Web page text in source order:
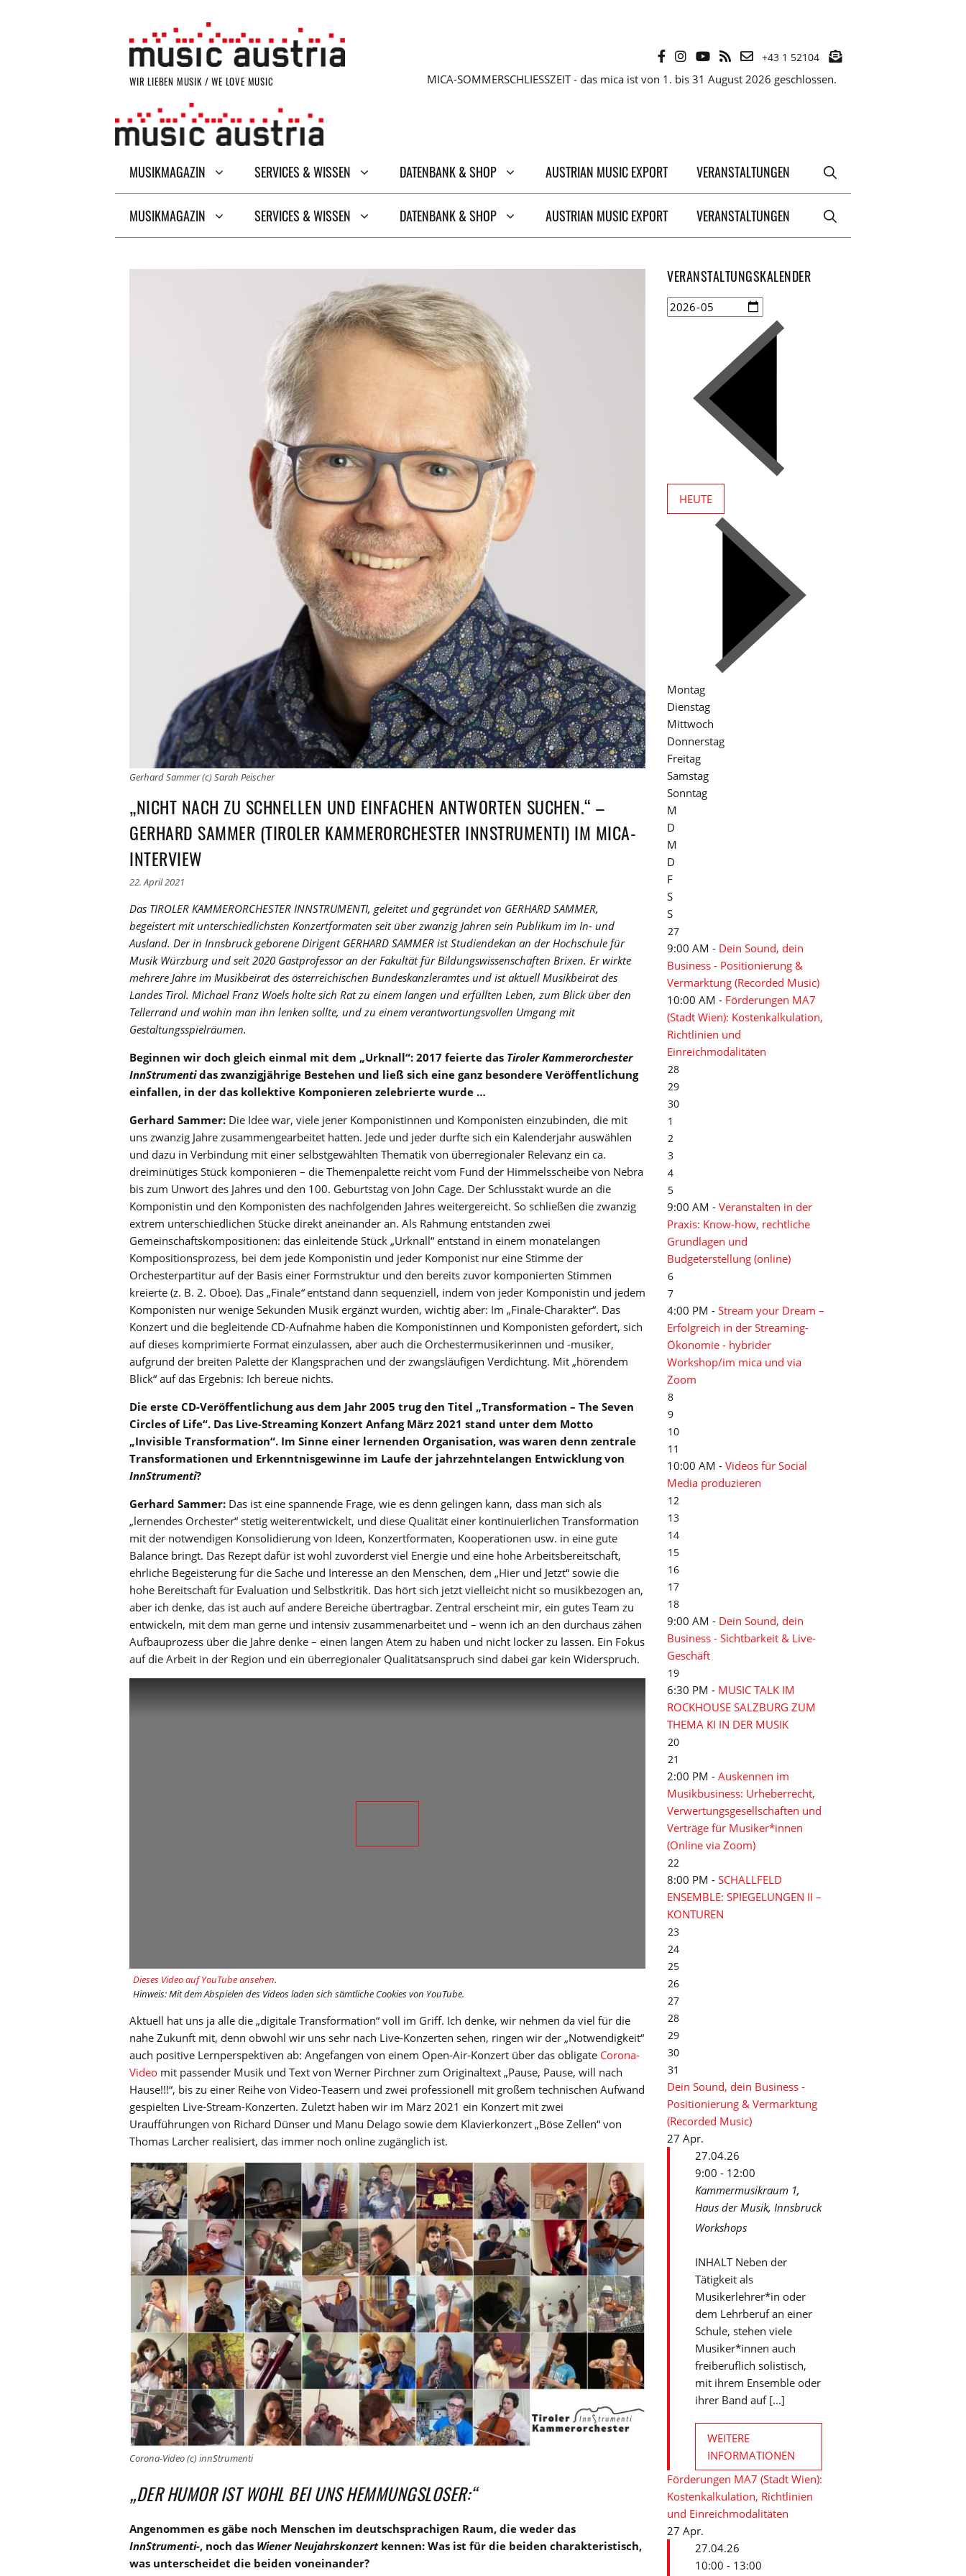
+43 1 52104
WIR LIEBEN MUSIK / WE LOVE MUSIC MICA-SOMMERSCHLIESSZEIT - das mica ist von 1. bis 31 August 2026 geschlossen.
MUSIKMAGAZIN SERVICES & WISSEN DATENBANK & SHOP AUSTRIAN MUSIC EXPORT VERANSTALTUNGEN
MUSIKMAGAZIN SERVICES & WISSEN DATENBANK & SHOP AUSTRIAN MUSIC EXPORT VERANSTALTUNGEN
Gerhard Sammer (c) Sarah Peischer
„NICHT NACH ZU SCHNELLEN UND EINFACHEN ANTWORTEN SUCHEN.“ –
GERHARD SAMMER (TIROLER KAMMERORCHESTER INNSTRUMENTI) IM MICA-
INTERVIEW
22. April 2021
Das TIROLER KAMMERORCHESTER INNSTRUMENTI, geleitet und gegründet von GERHARD SAMMER,
begeistert mit unterschiedlichsten Konzertformaten seit über zwanzig Jahren sein Publikum im In- und
Ausland. Der in Innsbruck geborene Dirigent GERHARD SAMMER ist Studiendekan an der Hochschule für
Musik Würzburg und seit 2020 Gastprofessor an der Fakultät für Bildungswissenschaften Brixen. Er wirkte
mehrere Jahre im Musikbeirat des österreichischen Bundeskanzleramtes und ist aktuell Musikbeirat des
Landes Tirol. Michael Franz Woels holte sich Rat zu einem langen und erfüllten Leben, zum Blick über den
Tellerrand und wohin man ihn lenken sollte, und zu einem verantwortungsvollen Umgang mit
Gestaltungsspielräumen.
Beginnen wir doch gleich einmal mit dem „Urknall“: 2017 feierte das Tiroler Kammerorchester
InnStrumentidas zwanzigjährige Bestehen und ließ sich eine ganz besondere Veröffentlichung
einfallen, in der das kollektive Komponieren zelebrierte wurde …
Gerhard Sammer: Die Idee war, viele jener Komponistinnen und Komponisten einzubinden, die mit
uns zwanzig Jahre zusammengearbeitet hatten. Jede und jeder durfte sich ein Kalenderjahr auswählen
und dazu in Verbindung mit einer selbstgewählten Thematik von überregionaler Relevanz ein ca.
dreiminütiges Stück komponieren – die Themenpalette reicht vom Fund der Himmelsscheibe von Nebra
bis zum Unwort des Jahres und den 100. Geburtstag von John Cage. Der Schlusstakt wurde an die
Komponistin und den Komponisten des nachfolgenden Jahres weitergereicht. So schließen die zwanzig
extrem unterschiedlichen Stücke direkt aneinander an. Als Rahmung entstanden zwei
Gemeinschaftskompositionen: das einleitende Stück „Urknall“ entstand in einem monatelangen
Kompositionsprozess, bei dem jede Komponistin und jeder Komponist nur eine Stimme der
Orchesterpartitur auf der Basis einer Formstruktur und den bereits zuvor komponierten Stimmen
kreierte (z. B. 2. Oboe). Das „Finale“entstand dann sequenziell, indem von jeder Komponistin und jedem
Komponisten nur wenige Sekunden Musik ergänzt wurden, wichtig aber: Im „Finale-Charakter“. Das
Konzert und die begleitende CD-Aufnahme haben die Komponistinnen und Komponisten gefordert, sich
auf dieses komprimierte Format einzulassen, aber auch die Orchestermusikerinnen und -musiker,
aufgrund der breiten Palette der Klangsprachen und der zwangsläufigen Verdichtung. Mit „hörendem
Blick“ auf das Ergebnis: Ich bereue nichts.
Die erste CD-Veröffentlichung aus dem Jahr 2005 trug den Titel „Transformation – The Seven
Circles of Life“. Das Live-Streaming Konzert Anfang März 2021 stand unter dem Motto
„Invisible Transformation“. Im Sinne einer lernenden Organisation, was waren denn zentrale
Transformationen und Erkenntnisgewinne im Laufe der jahrzehntelangen Entwicklung von
InnStrumenti?
Gerhard Sammer: Das ist eine spannende Frage, wie es denn gelingen kann, dass man sich als
„lernendes Orchester“ stetig weiterentwickelt, und diese Qualität einer kontinuierlichen Transformation
mit der notwendigen Konsolidierung von Ideen, Konzertformaten, Kooperationen usw. in eine gute
Balance bringt. Das Rezept dafür ist wohl zuvorderst viel Energie und eine hohe Arbeitsbereitschaft,
ehrliche Begeisterung für die Sache und Interesse an den Menschen, dem „Hier und Jetzt“ sowie die
hohe Bereitschaft für Evaluation und Selbstkritik. Das hört sich jetzt vielleicht nicht so musikbezogen an,
aber ich denke, das ist auch auf andere Bereiche übertragbar. Zentral erscheint mir, ein gutes Team zu
entwickeln, mit dem man gerne und intensiv zusammenarbeitet und – wenn ich an den durchaus zähen
Aufbauprozess über die Jahre denke – einen langen Atem zu haben und nicht locker zu lassen. Ein Fokus
auf die Arbeit in der Region und ein überregionaler Qualitätsanspruch sind dabei gar kein Widerspruch.
Dieses Video auf YouTube ansehen.
Hinweis: Mit dem Abspielen des Videos laden sich sämtliche Cookies von YouTube.
Aktuell hat uns ja alle die „digitale Transformation“ voll im Griff. Ich denke, wir nehmen da viel für die
nahe Zukunft mit, denn obwohl wir uns sehr nach Live-Konzerten sehen, ringen wir der „Notwendigkeit“
auch positive Lernperspektiven ab: Angefangen von einem Open-Air-Konzert über das obligate Corona-
Video mit passender Musik und Text von Werner Pirchner zum Originaltext „Pause, Pause, will nach
Hause!!!“, bis zu einer Reihe von Video-Teasern und zwei professionell mit großem technischen Aufwand
gespielten Live-Stream-Konzerten. Zuletzt haben wir im März 2021 ein Konzert mit zwei
Uraufführungen von Richard Dünser und Manu Delago sowie dem Klavierkonzert „Böse Zellen“ von
Thomas Larcher realisiert, das immer noch online zugänglich ist.
Corona-Video (c) innStrumenti
„DER HUMOR IST WOHL BEI UNS HEMMUNGSLOSER:“
Angenommen es gäbe noch Menschen im deutschsprachigen Raum, die weder das
InnStrumenti-, noch das Wiener Neujahrskonzertkennen: Was ist für die beiden charakteristisch,
was unterscheidet die beiden voneinander?
VERANSTALTUNGSKALENDER
HEUTE
Montag
Dienstag
Mittwoch
Donnerstag
Freitag
Samstag
Sonntag
M
D
M
D
F
S
S
27
9:00 AM - Dein Sound, dein
Business - Positionierung &
Vermarktung (Recorded Music)
10:00 AM - Förderungen MA7
(Stadt Wien): Kostenkalkulation,
Richtlinien und
Einreichmodalitäten
28
29
30
1
2
3
4
5
9:00 AM - Veranstalten in der
Praxis: Know-how, rechtliche
Grundlagen und
Budgeterstellung (online)
6
7
4:00 PM - Stream your Dream –
Erfolgreich in der Streaming-
Ökonomie - hybrider
Workshop/im mica und via
Zoom
8
9
10
11
10:00 AM - Videos für Social
Media produzieren
12
13
14
15
16
17
18
9:00 AM - Dein Sound, dein
Business - Sichtbarkeit & Live-
Geschäft
19
6:30 PM - MUSIC TALK IM
ROCKHOUSE SALZBURG ZUM
THEMA KI IN DER MUSIK
20
21
2:00 PM - Auskennen im
Musikbusiness: Urheberrecht,
Verwertungsgesellschaften und
Verträge für Musiker*innen
(Online via Zoom)
22
8:00 PM - SCHALLFELD
ENSEMBLE: SPIEGELUNGEN II –
KONTUREN
23
24
25
26
27
28
29
30
31
Dein Sound, dein Business -
Positionierung & Vermarktung
(Recorded Music)
27 Apr.
27.04.26
9:00 - 12:00
Kammermusikraum 1,
Haus der Musik, Innsbruck
Workshops
INHALT Neben der
Tätigkeit als
Musikerlehrer*in oder
dem Lehrberuf an einer
Schule, stehen viele
Musiker*innen auch
freiberuflich solistisch,
mit ihrem Ensemble oder
ihrer Band auf [...]
WEITERE
INFORMATIONEN
Förderungen MA7 (Stadt Wien):
Kostenkalkulation, Richtlinien
und Einreichmodalitäten
27 Apr.
27.04.26
10:00 - 13:00